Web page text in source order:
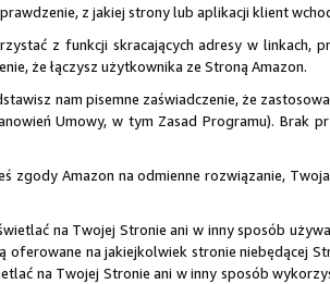
z jakiej strony lub aplikacji klient
z funkcji skracających adresy w linkach,
że łączysz użytkownika ze Stroną Amazon.
nam pisemne zaświadczenie, że
Umowy, w tym Zasad Programu). Brak
zgody Amazon na odmienne rozwiązanie,
na Twojej Stronie ani w inny sposób
oferowane na jakiejkolwiek stronie niebędącej
na Twojej Stronie ani w inny sposób